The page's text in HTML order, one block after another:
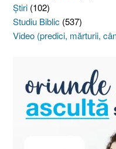
Ştiri (102)
Studiu Biblic (537)
Video (predici, mărturii,